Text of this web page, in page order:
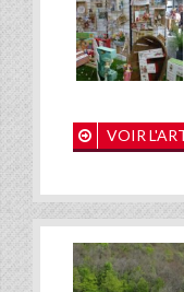
VOIR